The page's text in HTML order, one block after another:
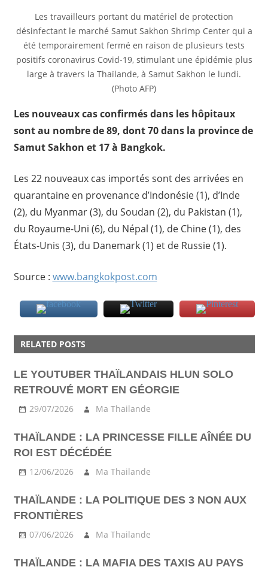
Les travailleurs portant du matériel de protection
désinfectant le marché Samut Sakhon Shrimp Center qui a
été temporairement fermé en raison de plusieurs tests
positifs coronavirus Covid-19, stimulant une épidémie plus
large à travers la Thaïlande, à Samut Sakhon le lundi.
(Photo AFP)
Les nouveaux cas confirmés dans les hôpitaux
sont au nombre de 89, dont 70 dans la province de
Samut Sakhon et 17 à Bangkok.
Les 22 nouveaux cas importés sont des arrivées en
quarantaine en provenance d’Indonésie (1), d’Inde
(2), du Myanmar (3), du Soudan (2), du Pakistan (1),
du Royaume-Uni (6), du Népal (1), de Chine (1), des
États-Unis (3), du Danemark (1) et de Russie (1).
Source : www.bangkokpost.com
RELATED POSTS
LE YOUTUBER THAÏLANDAIS HLUN SOLO
RETROUVÉ MORT EN GÉORGIE
29/07/2026 Ma Thailande
THAÏLANDE : LA PRINCESSE FILLE AÎNÉE DU
ROI EST DÉCÉDÉE
12/06/2026 Ma Thailande
THAÏLANDE : LA POLITIQUE DES 3 NON AUX
FRONTIÈRES
07/06/2026 Ma Thailande
THAÏLANDE : LA MAFIA DES TAXIS AU PAYS